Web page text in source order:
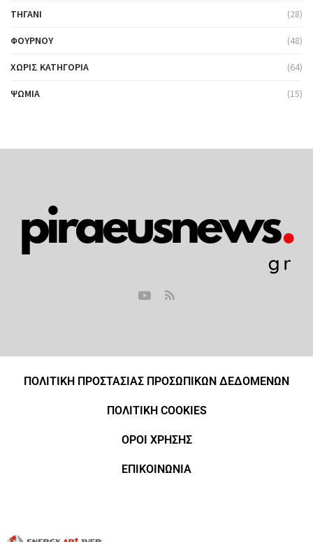
ΤΗΓΆΝΙ (28)
ΦΟΎΡΝΟΥ (48)
ΧΩΡΊΣ ΚΑΤΗΓΟΡΊΑ (64)
ΨΩΜΙΆ (15)
ΠΟΛΙΤΙΚΗ ΠΡΟΣΤΑΣΙΑΣ ΠΡΟΣΩΠΙΚΩΝ ΔΕΔΟΜΕΝΩΝ
ΠΟΛΙΤΙΚΗ COOKIES
ΟΡΟΙ ΧΡΗΣΗΣ
ΕΠΙΚΟΙΝΩΝΙΑ